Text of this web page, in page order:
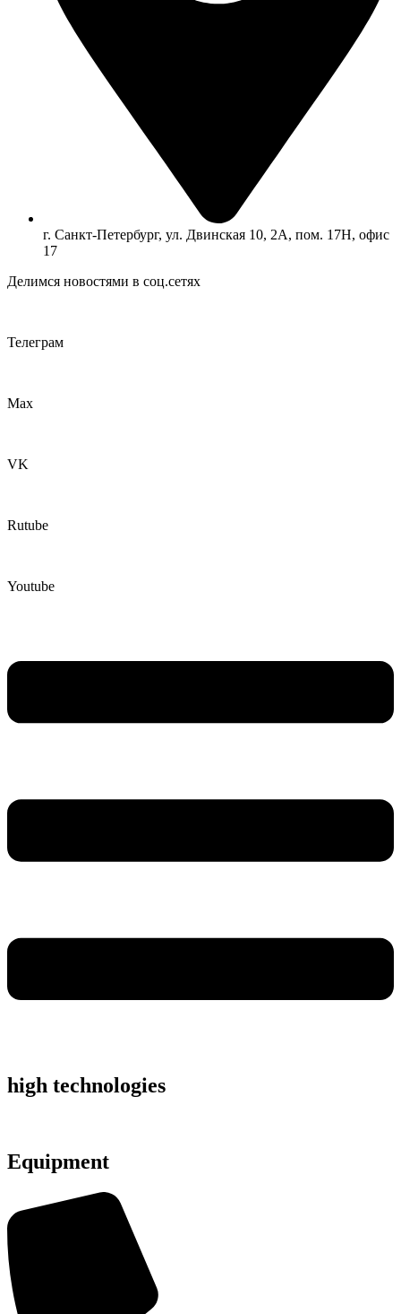
г. Санкт-Петербург, ул. Двинская 10, 2А, пом. 17Н, офис
17
Делимся новостями в соц.сетях
Телеграм
Max
VK
Rutube
Youtube
high technologies
Equipment